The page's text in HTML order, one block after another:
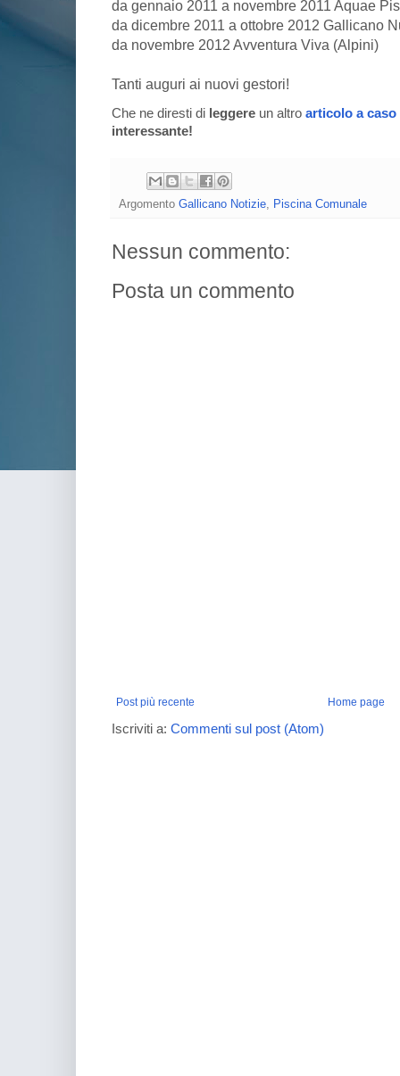
da gennaio 2011 a novembre 2011 Aquae
da dicembre 2011 a ottobre 2012 Gallicano
da novembre 2012 Avventura Viva (Alpini)
Tanti auguri ai nuovi gestori!
Che ne diresti di leggere un altro articolo a caso
interessante!
Argomento Gallicano Notizie Piscina Comunale
Nessun commento:
Posta un commento
Post più recente Home page
Iscriviti a: Commenti sul post (Atom)